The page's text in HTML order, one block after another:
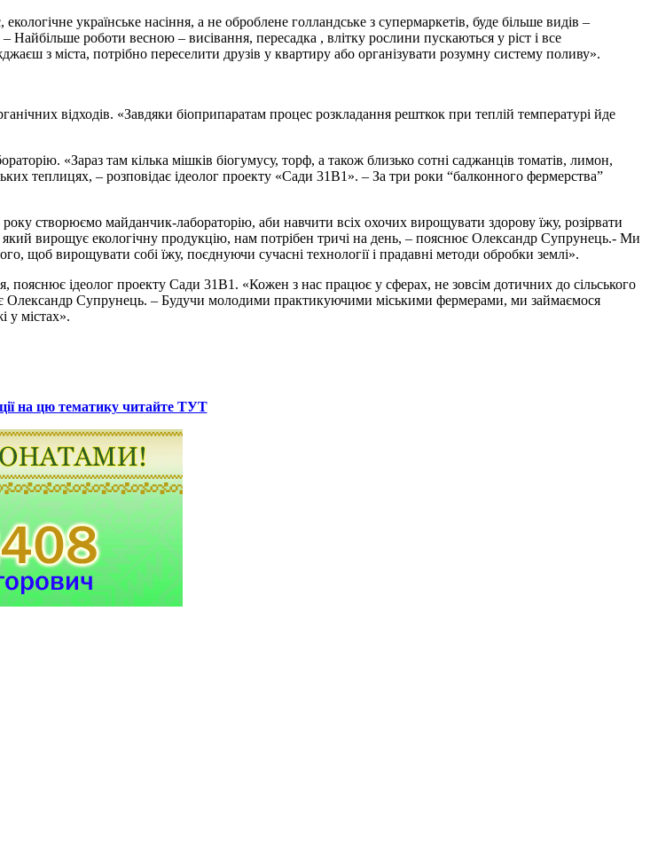
українське насіння, а не оброблене голландське з супермаркетів, буде більше видів –
роботи весною – висівання, пересадка , влітку рослини пускаються у ріст і все
з міста, потрібно переселити друзів у квартиру або організувати розумну систему поливу».
відходів. «Завдяки біоприпаратам процес розкладання решткок при теплій температурі йде
«Зараз там кілька мішків біогумусу, торф, а також близько сотні саджанців томатів, лимон,
теплицях, – розповідає ідеолог проекту «Cади 31В1». – За три роки “балконного фермерства”
створюємо майданчик-лабораторію, аби навчити всіх охочих вирощувати здорову їжу, розірвати
вирощує екологічну продукцію, нам потрібен тричі на день, – пояснює Олександр Супрунець.- Ми
щоб вирощувати собі їжу, поєднуючи сучасні технології і прадавні методи обробки землі».
ідеолог проекту Cади 31В1. «Кожен з нас працює у сферах, не зовсім дотичних до сільського
Олександр Супрунець. – Будучи молодими практикуючими міськими фермерами, ми займаємося
у містах».
на цю тематику читайте ТУТ